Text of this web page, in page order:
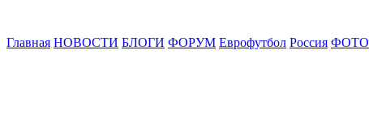
Главная НОВОСТИ БЛОГИ ФОРУМ Еврофутбол Россия ФОТО